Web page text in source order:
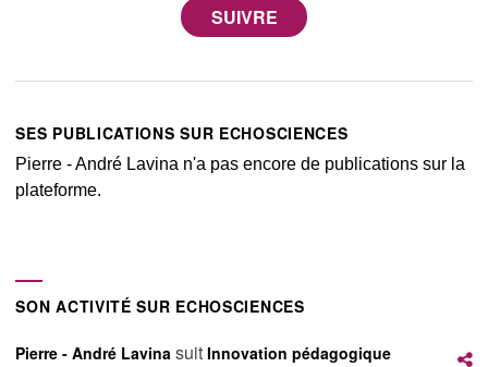
SES PUBLICATIONS SUR ECHOSCIENCES
Pierre - André Lavina n'a pas encore de publications sur la
plateforme.
SON ACTIVITÉ SUR ECHOSCIENCES
Pierre - André Lavina suitInnovation pédagogique